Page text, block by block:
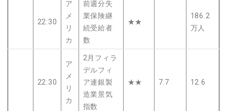
22:30
ア
メ
リ
カ
前週分失
業保険継
続受給者
数
★★
186.2
万人
22:30
ア
メ
リ
カ
2月フィラ
デルフィ
ア連銀製
造業景気
指数
★★ 7.7 12.6